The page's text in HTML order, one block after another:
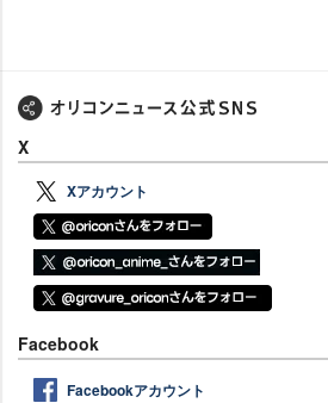
X
Xアカウント
Facebook
Facebookアカウント